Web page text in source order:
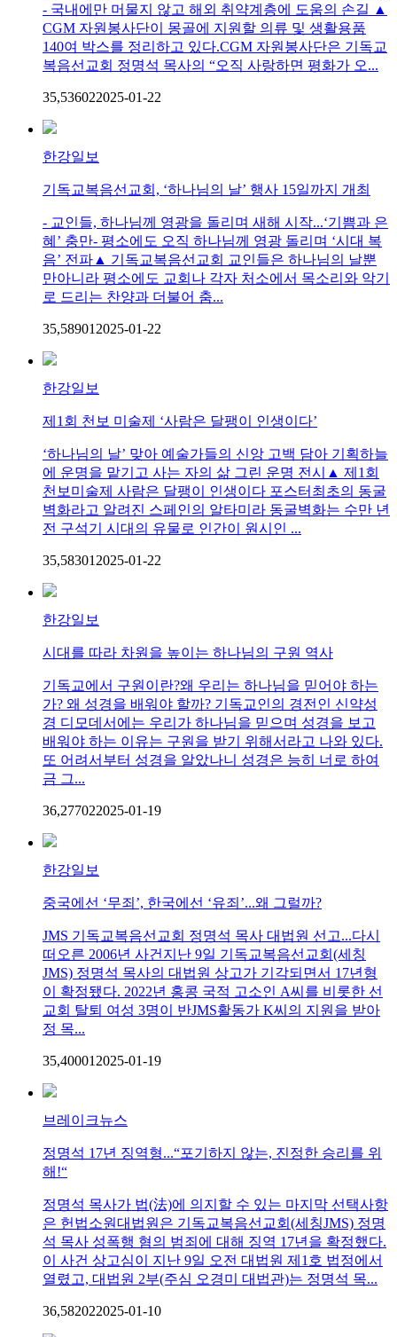
- 국내에만 머물지 않고 해외 취약계층에 도움의 손길 ▲
CGM 자원봉사단이 몽골에 지원할 의류 및 생활용품
140여 박스를 정리하고 있다.CGM 자원봉사단은 기독교
복음선교회 정명석 목사의 “오직 사랑하면 평화가 오...
35,536022025-01-22
한강일보
기독교복음선교회, ‘하나님의 날’ 행사 15일까지 개최
- 교인들, 하나님께 영광을 돌리며 새해 시작...‘기쁨과 은
혜’ 충만- 평소에도 오직 하나님께 영광 돌리며 ‘시대 복
음’ 전파▲ 기독교복음선교회 교인들은 하나님의 날뿐
만아니라 평소에도 교회나 각자 처소에서 목소리와 악기
로 드리는 찬양과 더불어 춤...
35,58901 2025-01-22
한강일보
제1회 천보 미술제 ‘사람은 달팽이 인생이다’
‘하나님의 날’ 맞아 예술가들의 신앙 고백 담아 기획하늘
에 운명을 맡기고 사는 자의 삶 그린 운명 전시▲ 제1회
천보미술제 사람은 달팽이 인생이다 포스터최초의 동굴
벽화라고 알려진 스페인의 알타미라 동굴벽화는 수만 년
전 구석기 시대의 유물로 인간이 원시인 ...
35,58301 2025-01-22
한강일보
시대를 따라 차원을 높이는 하나님의 구원 역사
기독교에서 구원이란?왜 우리는 하나님을 믿어야 하는
가? 왜 성경을 배워야 할까? 기독교인의 경전인 신약성
경 디모데서에는 우리가 하나님을 믿으며 성경을 보고
배워야 하는 이유는 구원을 받기 위해서라고 나와 있다.
또 어려서부터 성경을 알았나니 성경은 능히 너로 하여
금 그...
36,277022025-01-19
한강일보
중국에선 ‘무죄’, 한국에선 ‘유죄’...왜 그럴까?
JMS 기독교복음선교회 정명석 목사 대법원 선고...다시
떠오른 2006년 사건지난 9일 기독교복음선교회(세칭
JMS) 정명석 목사의 대법원 상고가 기각되면서 17년형
이 확정됐다. 2022년 홍콩 국적 고소인 A씨를 비롯한 선
교회 탈퇴 여성 3명이 반JMS활동가 K씨의 지원을 받아
정 목...
35,40001 2025-01-19
브레이크뉴스
정명석 17년 징역형...“포기하지 않는, 진정한 승리를 위
해!“
정명석 목사가 법(法)에 의지할 수 있는 마지막 선택사항
은 헌법소원대법원은 기독교복음선교회(세칭JMS) 정명
석 목사 성폭행 혐의 범죄에 대해 징역 17년을 확정했다.
이 사건 상고심이 지난 9일 오전 대법원 제1호 법정에서
열렸고, 대법원 2부(주심 오경미 대법관)는 정명석 목...
36,582022025-01-10